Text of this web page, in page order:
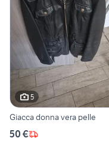
5
Giacca donna vera pelle
50 €